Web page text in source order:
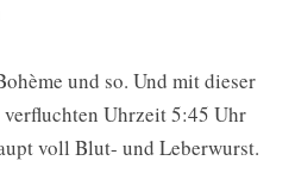
und so. Und mit dieser
Uhrzeit 5:45 Uhr
voll Blut- und Leberwurst.